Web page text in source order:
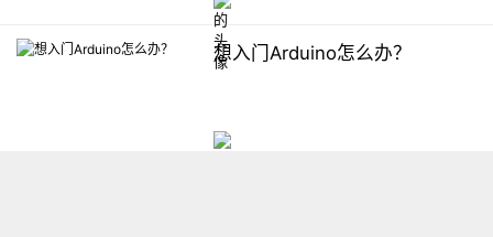
想入门Arduino怎么办？